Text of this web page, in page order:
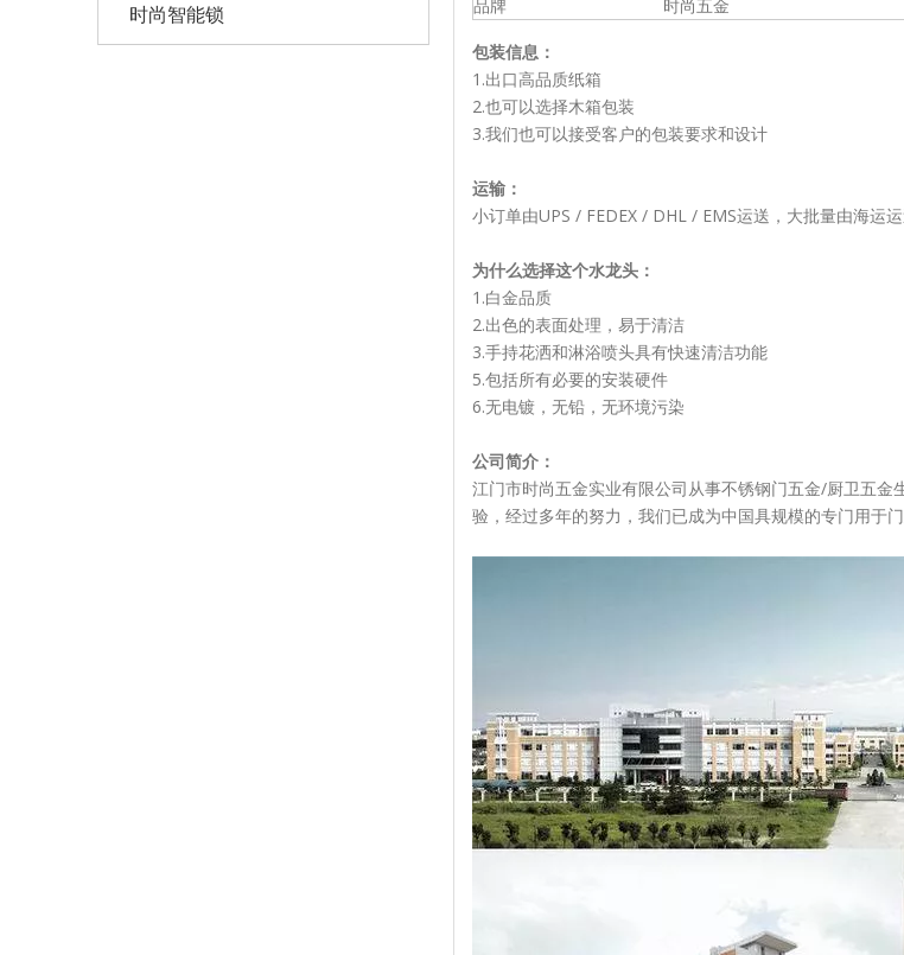
时尚智能锁
品牌
时尚五金
包装信息：
1.出口高品质纸箱
2.也可以选择木箱包装
3.我们也可以接受客户的包装要求和设计
运输：
小订单由UPS / FEDEX / DHL / EMS运送，大批量由海运运
为什么选择这个水龙头：
1.白金品质
2.出色的表面处理，易于清洁
3.手持花洒和淋浴喷头具有快速清洁功能
5.包括所有必要的安装硬件
6.无电镀，无铅，无环境污染
公司简介：
江门市时尚五金实业有限公司从事不锈钢门五金/厨卫五
验，经过多年的努力，我们已成为中国具规模的专门用于